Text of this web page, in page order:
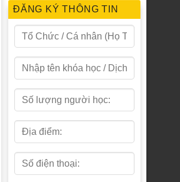
ĐĂNG KÝ THÔNG TIN